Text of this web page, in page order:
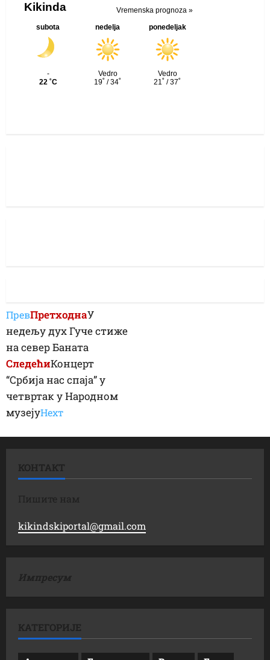
ПревПретходнаУ
недељу дух Гуче стиже
на север Баната
СледећиКонцерт
“Србија нас спаја” у
четвртак у Народном
музејуНеxт
КОНТАКТ
Пишите нам
kikindskiportal@gmail.com
Импресум
КАТЕГОРИЈЕ